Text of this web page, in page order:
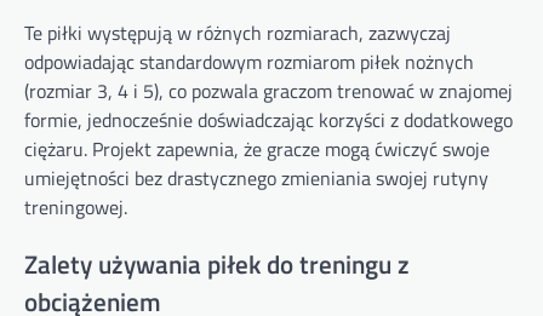
Te piłki występują w różnych rozmiarach, zazwyczaj
odpowiadając standardowym rozmiarom piłek nożnych
(rozmiar 3, 4 i 5), co pozwala graczom trenować w znajomej
formie, jednocześnie doświadczając korzyści z dodatkowego
ciężaru. Projekt zapewnia, że gracze mogą ćwiczyć swoje
umiejętności bez drastycznego zmieniania swojej rutyny
treningowej.
Zalety używania piłek do treningu z
obciążeniem